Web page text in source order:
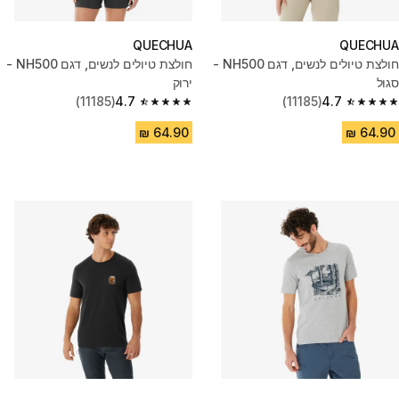
QUECHUA
חולצת טיולים לנשים, דגם NH500 -
סגול
4.7
4.7 out of 5 stars from 11185 reviews
(11185)
QUECHUA
חולצת טיולים לנשים, דגם NH500 -
ירוק
4.7
4.7 out of 5 stars from 11185 reviews
(11185)